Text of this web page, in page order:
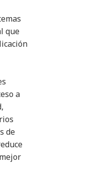
que
a
de